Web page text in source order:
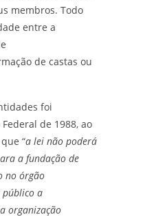
membros. Todo
entre a
de castas ou
foi
de 1988, ao
“a lei não poderá
a fundação de
no órgão
público a
organização